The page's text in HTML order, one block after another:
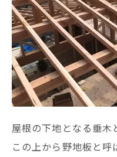
屋根の下地となる垂木
この上から野地板と呼